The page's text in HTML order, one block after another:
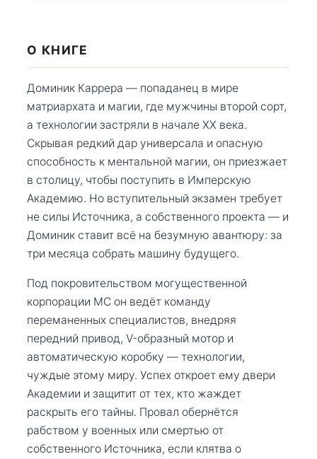
О КНИГЕ
Доминик Каррера — попаданец в мире
матриархата и магии, где мужчины второй сорт,
а технологии застряли в начале XX века.
Скрывая редкий дар универсала и опасную
способность к ментальной магии, он приезжает
в столицу, чтобы поступить в Имперскую
Академию. Но вступительный экзамен требует
не силы Источника, а собственного проекта — и
Доминик ставит всё на безумную авантюру: за
три месяца собрать машину будущего.
Под покровительством могущественной
корпорации МС он ведёт команду
переманенных специалистов, внедряя
передний привод, V-образный мотор и
автоматическую коробку — технологии,
чуждые этому миру. Успех откроет ему двери
Академии и защитит от тех, кто жаждет
раскрыть его тайны. Провал обернётся
рабством у военных или смертью от
собственного Источника, если клятва о